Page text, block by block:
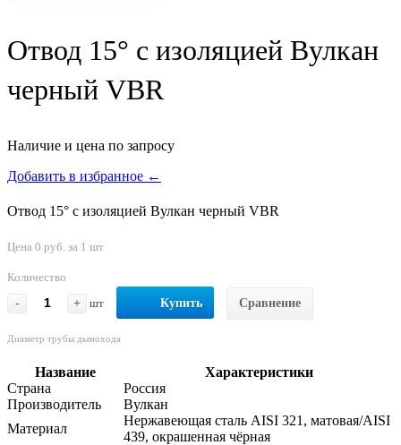
Отвод 15° с изоляцией Вулкан
черный VBR
Наличие и цена по запросу
Добавить в избранное ←
Отвод 15° с изоляцией Вулкан черный VBR
Цена 0 руб. за 1 шт
Количество
-
+ шт Купить Сравнение
Диаметр трубы дымохода
Название
Характеристики
Страна
Россия
Производитель
Вулкан
Материал
Нержавеющая сталь AISI 321, матовая/AISI
439, окрашенная чёрная